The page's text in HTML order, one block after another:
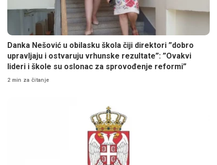
Danka Nešović u obilasku škola čiji direktori ”dobro
upravljaju i ostvaruju vrhunske rezultate”: ”Ovakvi
lideri i škole su oslonac za sprovođenje reformi”
2 min za čitanje